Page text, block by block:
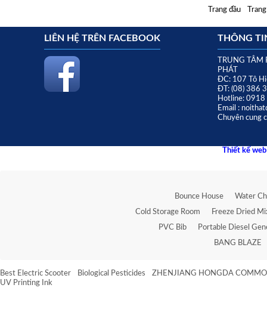
Trang đầu
LIÊN HỆ TRÊN FACEBOOK THÔNG
TRUNG
PHÁT
ĐC: 107 Tô
ĐT: (08) 386
Hotline:
Email :
Chuyên cung
Thiết kế
Bounce House
Water
Cold Storage Room
Freeze Dried
PVC Bib
Portable Diesel
BANG BLAZE
Best Electric Scooter Biological Pesticides
ZHENJIANG HONGDA
UV Printing Ink